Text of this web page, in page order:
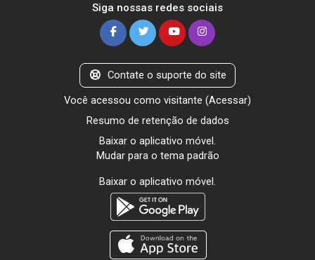
Siga nossas redes sociais
Contate o suporte do site
Você acessou como visitante (Acessar)
Resumo de retenção de dados
Baixar o aplicativo móvel.
Mudar para o tema padrão
Baixar o aplicativo móvel.